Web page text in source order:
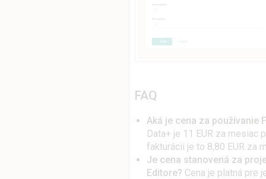
FAQ
Aká je cena za používanie
Data+ je 11 EUR za mesiac
fakturácii je to 8,80 EUR za
Je cena stanovená za
Editore? Cena je platná pre